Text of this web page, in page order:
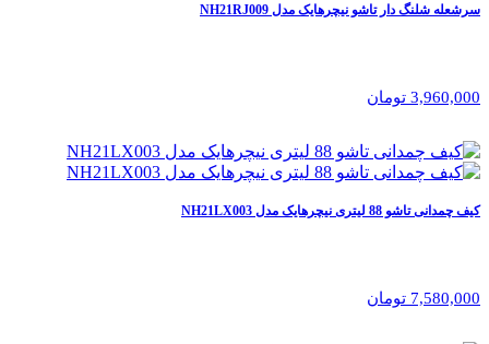
سرشعله شلنگ دار تاشو نیچرهایک مدل NH21RJ009
3,960,000 تومان
کیف چمدانی تاشو 88 لیتری نیچرهایک مدل NH21LX003
7,580,000 تومان